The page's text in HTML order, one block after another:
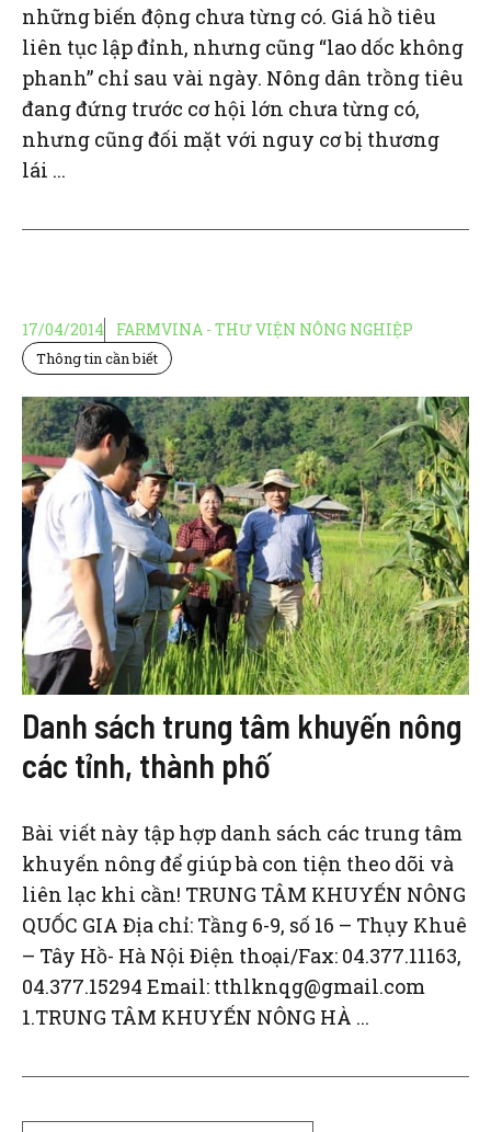
những biến động chưa từng có. Giá hồ tiêu
liên tục lập đỉnh, nhưng cũng “lao dốc không
phanh” chỉ sau vài ngày. Nông dân trồng tiêu
đang đứng trước cơ hội lớn chưa từng có,
nhưng cũng đối mặt với nguy cơ bị thương
lái ...
17/04/2014 FARMVINA - THƯ VIỆN NÔNG NGHIỆP
Thông tin cần biết
Danh sách trung tâm khuyến nông
các tỉnh, thành phố
Bài viết này tập hợp danh sách các trung tâm
khuyến nông để giúp bà con tiện theo dõi và
liên lạc khi cần! TRUNG TÂM KHUYẾN NÔNG
QUỐC GIA Địa chỉ: Tầng 6-9, số 16 – Thụy Khuê
– Tây Hồ- Hà Nội Điện thoại/Fax: 04.377.11163,
04.377.15294 Email: tthlknqg@gmail.com
1.TRUNG TÂM KHUYẾN NÔNG HÀ ...